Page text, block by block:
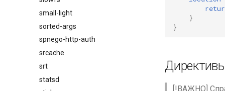
small-light
sorted-args
spnego-http-auth
srcache
srt
statsd
}
}
[!ВАЖНО]